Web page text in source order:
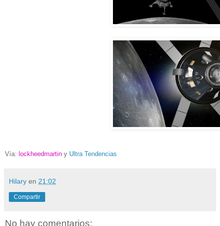
Vía: lockheedmartin y Ultra Tendencias
Hilary en 21:02
Compartir
No hay comentarios: